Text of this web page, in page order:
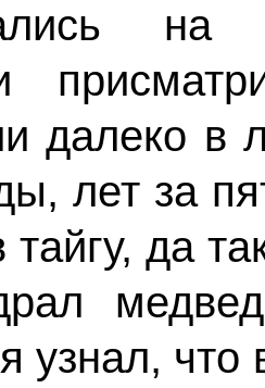
на
далеко в
лет за
да
узнал, что